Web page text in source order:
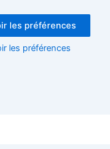
les préférences
les préférences